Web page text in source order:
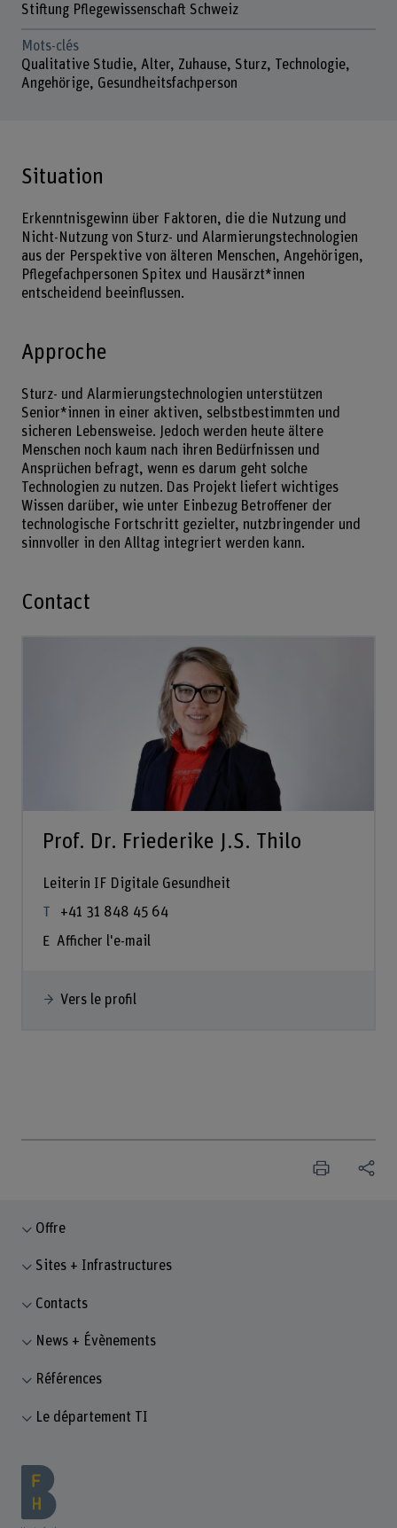
Stiftung Pflegewissenschaft Schweiz
Mots-clés
Qualitative Studie, Alter, Zuhause, Sturz, Technologie,
Angehörige, Gesundheitsfachperson
Situation
Erkenntnisgewinn über Faktoren, die die Nutzung und
Nicht-Nutzung von Sturz- und Alarmierungstechnologien
aus der Perspektive von älteren Menschen, Angehörigen,
Pflegefachpersonen Spitex und Hausärzt*innen
entscheidend beeinflussen.
Approche
Sturz- und Alarmierungstechnologien unterstützen
Senior*innen in einer aktiven, selbstbestimmten und
sicheren Lebensweise. Jedoch werden heute ältere
Menschen noch kaum nach ihren Bedürfnissen und
Ansprüchen befragt, wenn es darum geht solche
Technologien zu nutzen. Das Projekt liefert wichtiges
Wissen darüber, wie unter Einbezug Betroffener der
technologische Fortschritt gezielter, nutzbringender und
sinnvoller in den Alltag integriert werden kann.
Contact
Prof. Dr. Friederike J.S. Thilo
Leiterin IF Digitale Gesundheit
+41 31 848 45 64
Afficher l'e-mail
Vers le profil
Offre
Sites + Infrastructures
Contacts
News + Évènements
Références
Le département TI